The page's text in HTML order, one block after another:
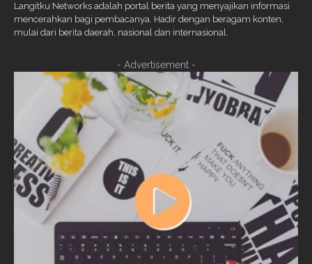
Langitku Networks adalah portal berita yang menyajikan informasi
mencerahkan bagi pembacanya. Hadir dengan beragam konten,
mulai dari berita daerah, nasional dan internasional.
- Advertisement -